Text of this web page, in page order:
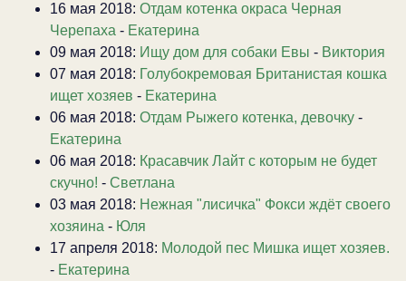
16 мая 2018: Отдам котенка окраса Черная
Черепаха - Екатерина
09 мая 2018: Ищу дом для собаки Евы - Виктория
07 мая 2018: Голубокремовая Британистая кошка
ищет хозяев - Екатерина
06 мая 2018: Отдам Рыжего котенка, девочку -
Екатерина
06 мая 2018: Красавчик Лайт с которым не будет
скучно! - Светлана
03 мая 2018: Нежная "лисичка" Фокси ждёт своего
хозяина - Юля
17 апреля 2018: Молодой пес Мишка ищет хозяев.
- Екатерина